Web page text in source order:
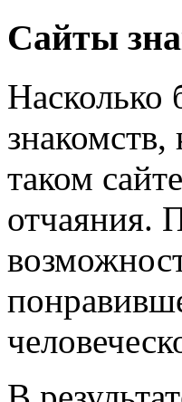
Сайты
Насколько
знакомств,
таком
отчаяния.